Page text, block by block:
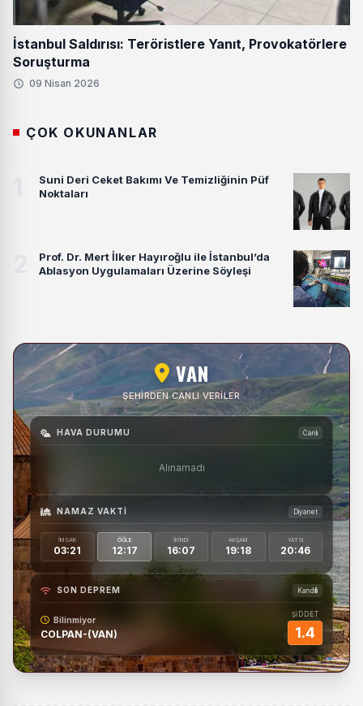
İstanbul Saldırısı: Teröristlere Yanıt, Provokatörlere
Soruşturma
09 Nisan 2026
ÇOK OKUNANLAR
Suni Deri Ceket Bakımı Ve Temizliğinin Püf
Noktaları
Prof. Dr. Mert İlker Hayıroğlu ile İstanbul’da
Ablasyon Uygulamaları Üzerine Söyleşi
VAN
ŞEHIRDEN CANLI VERILER
HAVA DURUMU Canlı
Alınamadı
NAMAZ VAKTI Diyanet
İMSAK
03:21
ÖĞLE
12:17
İKINDI
16:07
AKŞAM
19:18
YATSI
20:46
SON DEPREM Kandilli
Bilinmiyor
COLPAN-(VAN)
ŞİDDET
1.4